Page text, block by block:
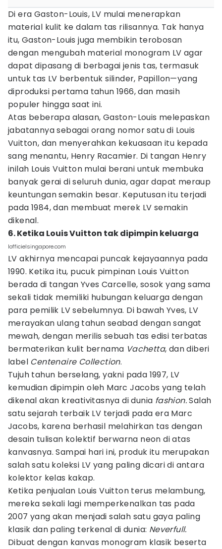
Di era Gaston-Louis, LV mulai menerapkan
material kulit ke dalam tas rilisannya. Tak hanya
itu, Gaston-Louis juga membikin terobosan
dengan mengubah material monogram LV agar
dapat dipasang di berbagai jenis tas, termasuk
untuk tas LV berbentuk silinder, Papillon—yang
diproduksi pertama tahun 1966, dan masih
populer hingga saat ini.
Atas beberapa alasan, Gaston-Louis melepaskan
jabatannya sebagai orang nomor satu di Louis
Vuitton, dan menyerahkan kekuasaan itu kepada
sang menantu, Henry Racamier. Di tangan Henry
inilah Louis Vuitton mulai berani untuk membuka
banyak gerai di seluruh dunia, agar dapat meraup
keuntungan semakin besar. Keputusan itu terjadi
pada 1984, dan membuat merek LV semakin
dikenal.
6. Ketika Louis Vuitton tak dipimpin keluarga
lofficielsingapore.com
LV akhirnya mencapai puncak kejayaannya pada
1990. Ketika itu, pucuk pimpinan Louis Vuitton
berada di tangan Yves Carcelle, sosok yang sama
sekali tidak memiliki hubungan keluarga dengan
para pemilik LV sebelumnya. Di bawah Yves, LV
merayakan ulang tahun seabad dengan sangat
mewah, dengan merilis sebuah tas edisi terbatas
bermaterikan kulit bernama Vachetta, dan diberi
label Centenaire Collection.
Tujuh tahun berselang, yakni pada 1997, LV
kemudian dipimpin oleh Marc Jacobs yang telah
dikenal akan kreativitasnya di dunia fashion.Salah
satu sejarah terbaik LV terjadi pada era Marc
Jacobs, karena berhasil melahirkan tas dengan
desain tulisan kolektif berwarna neon di atas
kanvasnya. Sampai hari ini, produk itu merupakan
salah satu koleksi LV yang paling dicari di antara
kolektor kelas kakap.
Ketika penjualan Louis Vuitton terus melambung,
mereka sekali lagi memperkenalkan tas pada
2007 yang akan menjadi salah satu gaya paling
klasik dan paling terkenal di dunia: Neverfull.
Dibuat dengan kanvas monogram klasik beserta